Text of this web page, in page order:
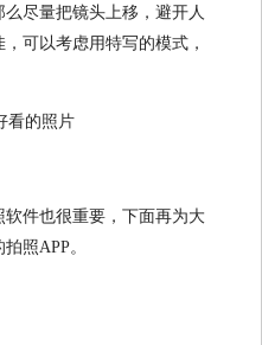
尽量把镜头上移，避开人
可以考虑用特写的模式，
件也很重要，下面再为大
照APP。